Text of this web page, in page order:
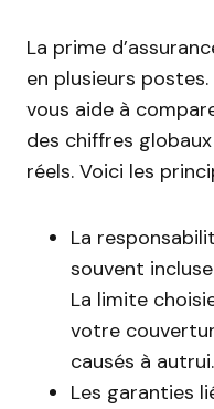
La prime
en plusieurs
vous aide à
des chiffres
réels. Voici les
La
souvent
La limite
votre
causés à autrui.
Les garanties